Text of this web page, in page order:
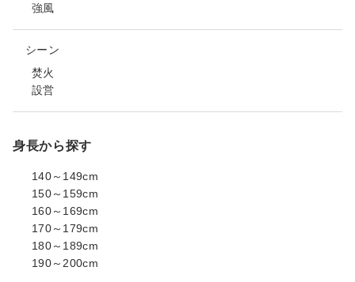
強風
シーン
焚火
設営
身長から探す
140～149cm
150～159cm
160～169cm
170～179cm
180～189cm
190～200cm